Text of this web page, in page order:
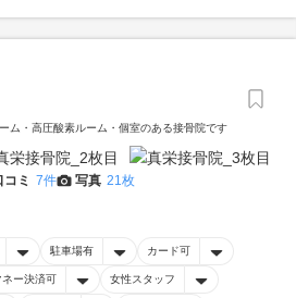
ム・高圧酸素ルーム・個室のある接骨院です
コミ 7件 写真 21枚
駐車場有 カード可
ネー決済可 女性スタッフ